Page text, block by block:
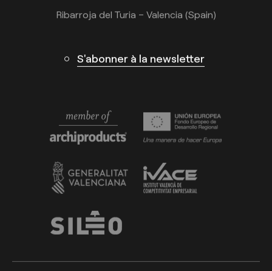
Ribarroja del Turia – Valencia (Spain)
S'abonner à la newsletter